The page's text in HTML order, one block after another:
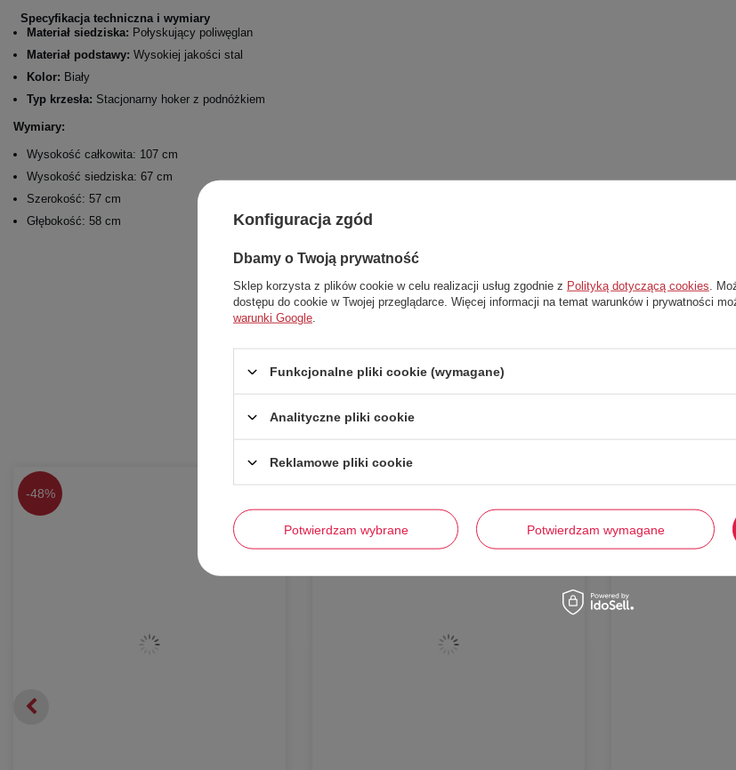
Specyfikacja techniczna i wymiary
Materiał siedziska: Połyskujący poliwęglan
Materiał podstawy: Wysokiej jakości stal
Kolor: Biały
Typ krzesła: Stacjonarny hoker z podnóżkiem
Wymiary:
Wysokość całkowita: 107 cm
Wysokość siedziska: 67 cm
Szerokość: 57 cm
Głębokość: 58 cm
-48%
Konfiguracja zgód
Dbamy o Twoją prywatność
Sklep korzysta z plików cookie w celu realizacji usług zgodnie z Polityką dotyczącą cookies .
dostępu do cookie w Twojej przeglądarce. Więcej informacji na temat warunków i prywatności
warunki Google
Funkcjonalne pliki cookie (wymagane)
Analityczne pliki cookie
Reklamowe pliki cookie
Potwierdzam wybrane Potwierdzam wymagane